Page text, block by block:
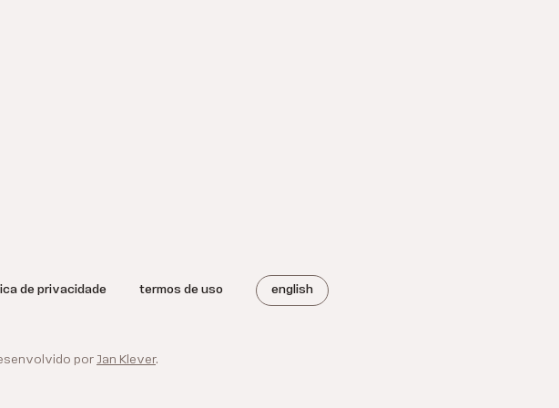
de privacidade termos de uso english
por Jan Klever.